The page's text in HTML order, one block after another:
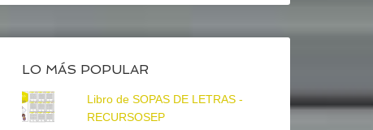
LO MÁS POPULAR
Libro de SOPAS DE LETRAS -
RECURSOSEP